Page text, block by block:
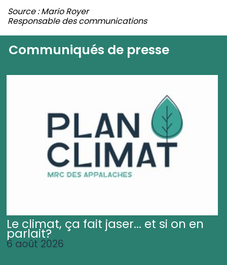
Source : Mario Royer
Responsable des communications
Communiqués de presse
Le climat, ça fait jaser... et si on en
parlait?
6 août 2026